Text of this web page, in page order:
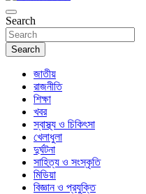
ডেইলি প্রেসওয়াচ
Search
Search
জাতীয়
রাজনীতি
শিক্ষা
খবর
স্বাস্থ্য ও চিকিৎসা
খেলাধুলা
দুর্ঘটনা
সাহিত্য ও সংস্কৃতি
মিডিয়া
বিজ্ঞান ও প্রযুক্তি